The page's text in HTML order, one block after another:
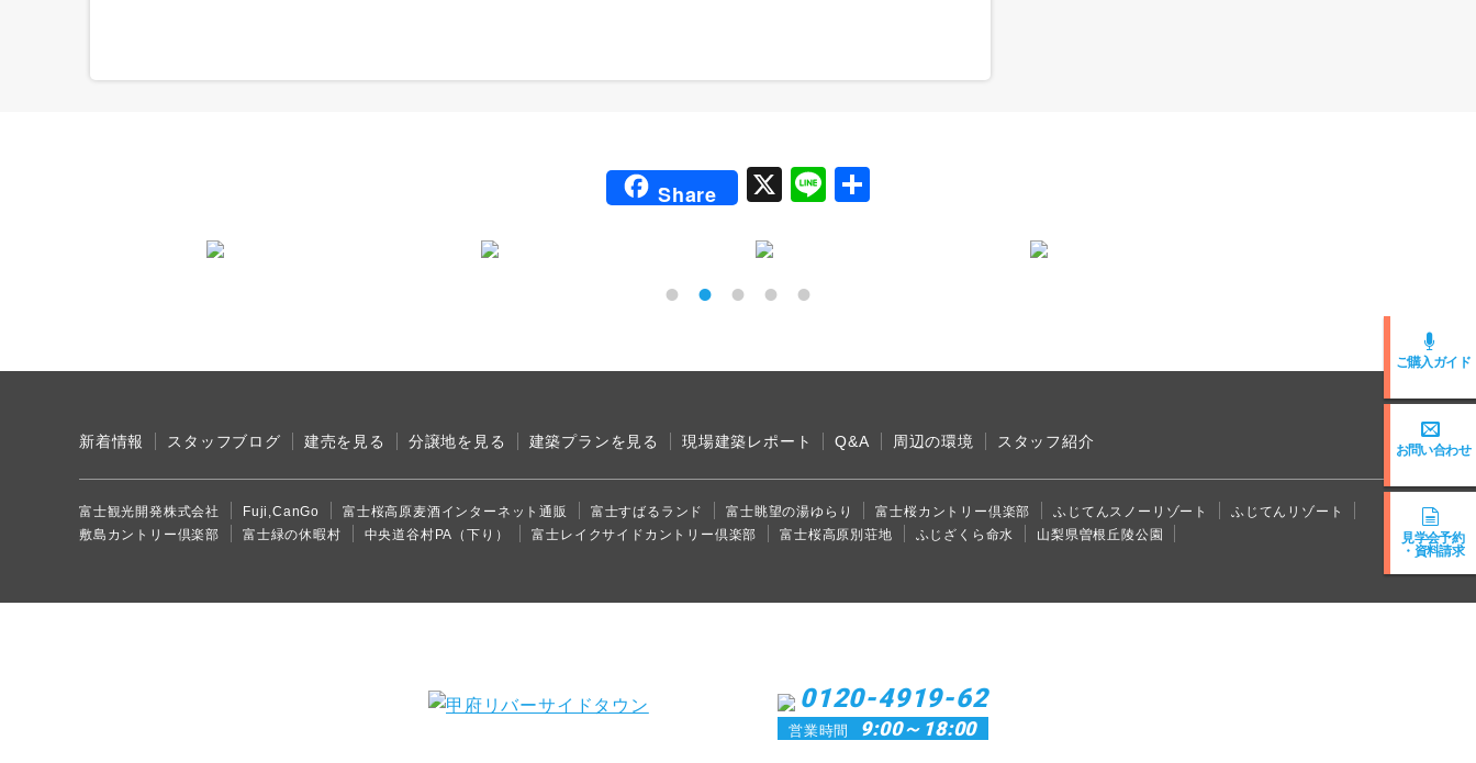
ご購入ガイド
お問い合わせ
見学会予約
・資料請求
Share X
Li
新着情報 スタッフブログ 建売を見る 分譲地を見る 建築プランを見る 現場建築レポート Q&A 周辺の環境 スタッフ紹介
富士観光開発株式会社 Fuji,CanGo 富士桜高原麦酒インターネット通販 富士すばるランド 富士眺望の湯ゆらり 富士桜カントリー倶楽部 ふじてんスノーリゾート
ふじてんリゾート
敷島カントリー倶楽部
富士緑の休暇村 中央道谷村PA（下り） 富士レイクサイドカントリー倶楽部 富士桜高原別荘地 ふじざくら命水 山梨県曽根丘陵公園
0120-4919-62
営業時間 9:00～18:00